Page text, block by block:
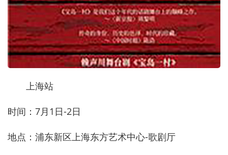
上海站
时间：7月1日-2日
地点：浦东新区上海东方艺术中心-歌剧厅